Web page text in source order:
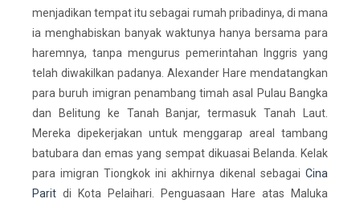
menjadikan tempat itu sebagai rumah pribadinya, di mana
ia menghabiskan banyak waktunya hanya bersama para
haremnya, tanpa mengurus pemerintahan Inggris yang
telah diwakilkan padanya. Alexander Hare mendatangkan
para buruh imigran penambang timah asal Pulau Bangka
dan Belitung ke Tanah Banjar, termasuk Tanah Laut.
Mereka dipekerjakan untuk menggarap areal tambang
batubara dan emas yang sempat dikuasai Belanda. Kelak
para imigran Tiongkok ini akhirnya dikenal sebagai Cina
Parit di Kota Pelaihari. Penguasaan Hare atas Maluka